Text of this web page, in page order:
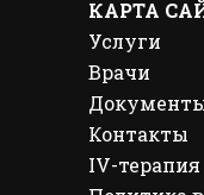
КАРТА
Услуги
Врачи
Контакты
IV-терапия